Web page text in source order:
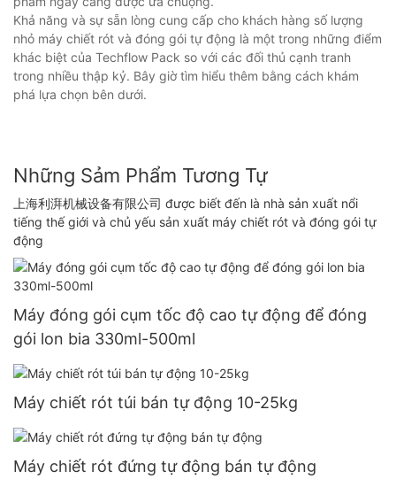
Khả năng và sự sẵn lòng cung cấp cho khách hàng số lượng
nhỏ máy chiết rót và đóng gói tự động là một trong những điểm
khác biệt của Techflow Pack so với các đối thủ cạnh tranh
trong nhiều thập kỷ. Bây giờ tìm hiểu thêm bằng cách khám
phá lựa chọn bên dưới.
Những Sảm Phẩm Tương Tự
上海利湃机械设备有限公司 được biết đến là nhà sản xuất nổi
tiếng thế giới và chủ yếu sản xuất máy chiết rót và đóng gói tự
động
Máy đóng gói cụm tốc độ cao tự động để đóng
gói lon bia 330ml-500ml
Máy chiết rót túi bán tự động 10-25kg
Máy chiết rót đứng tự động bán tự động